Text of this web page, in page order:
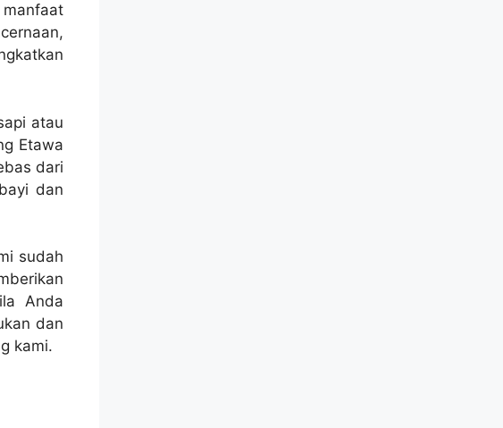
atau
Etawa
dari
dan
sudah
Anda
dan
kami.